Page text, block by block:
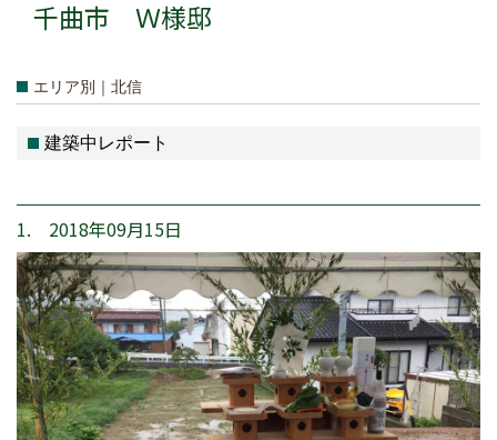
千曲市 Ｗ様邸
エリア別｜北信
建築中レポート
1. 2018年09月15日